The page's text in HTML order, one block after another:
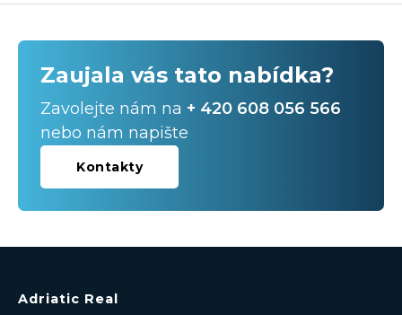
Zaujala vás tato nabídka?
Zavolejte nám na + 420 608 056 566
nebo nám napište
Kontakty
Adriatic Real